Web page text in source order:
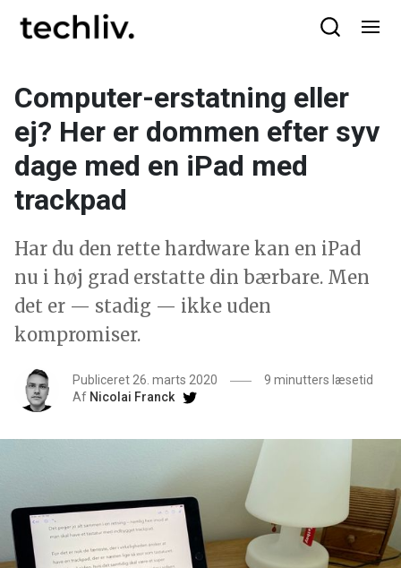
Computer-erstatning eller
ej? Her er dommen efter syv
dage med en iPad med
trackpad
Har du den rette hardware kan en iPad
nu i høj grad erstatte din bærbare. Men
det er — stadig — ikke uden
kompromiser.
Publiceret 26. marts 2020
9 minutters læsetid
Af Nicolai Franck